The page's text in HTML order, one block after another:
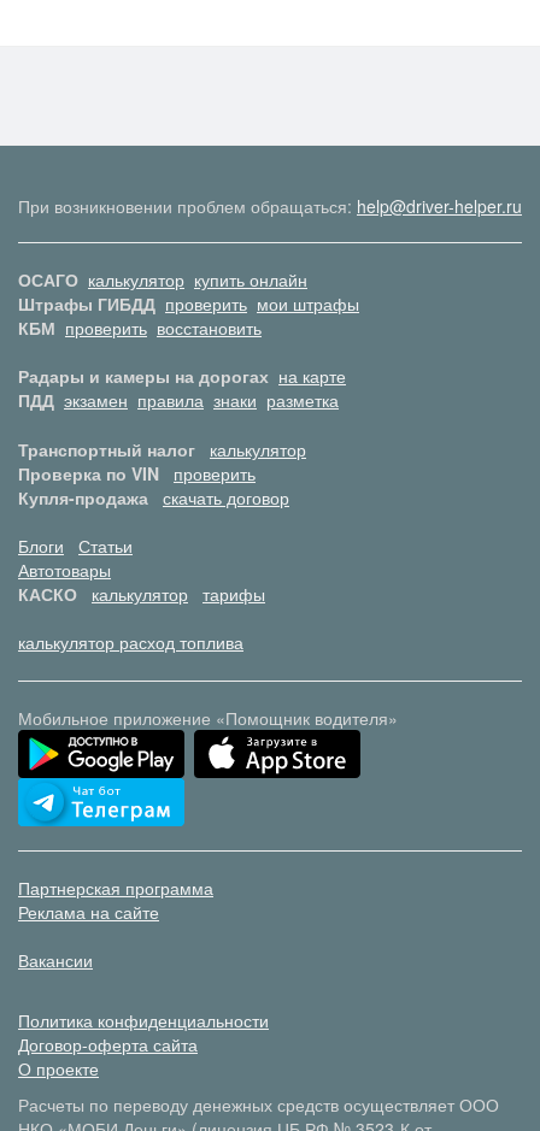
При возникновении проблем обращаться: help@driver-helper.ru
ОСАГО калькулятор купить онлайн
Штрафы ГИБДД проверить мои штрафы
КБМ проверить восстановить
Радары и камеры на дорогах на карте
ПДД экзамен правила знаки разметка
Транспортный налог
калькулятор
Проверка по VIN
проверить
Купля-продажа скачать договор
Блоги
Статьи
Автотовары
КАСКО
калькулятор тарифы
калькулятор расход топлива
Мобильное приложение «Помощник водителя»
Партнерская программа
Реклама на сайте
Вакансии
Политика конфиденциальности
Договор-оферта сайта
О проекте
Расчеты по переводу денежных средств осуществляет ООО